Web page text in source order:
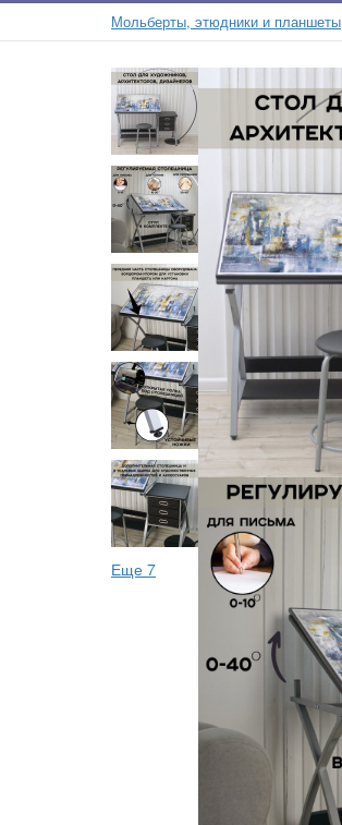
Мольберты, этюдники и планшеты
Еще 7